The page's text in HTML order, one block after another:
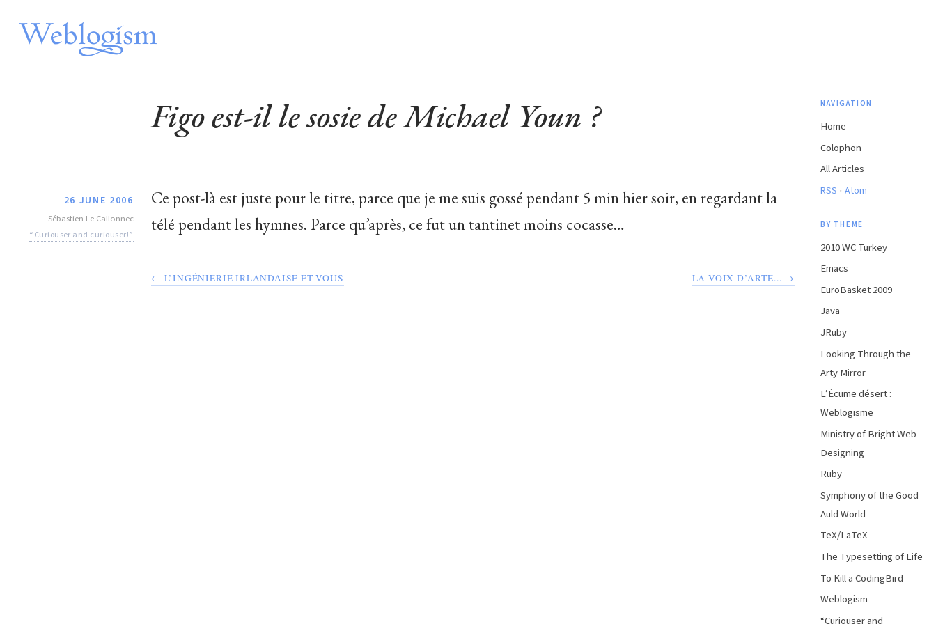
Figo est-il le sosie de Michael Youn ?
26 JUNE 2006
— Sébastien Le Callonnec
“Curiouser and curiouser!”
Ce post-là est juste pour le titre, parce que je me suis gossé pendant 5 min hier soir, en regardant la
télé pendant les hymnes. Parce qu’après, ce fut un tantinet moins cocasse…
← L’INGÉNIERIE IRLANDAISE ET VOUS LA VOIX D’ARTE... →
NAVIGATION
Home
Colophon
All Articles
RSS · Atom
BY THEME
2010 WC Turkey
Emacs
EuroBasket 2009
Java
JRuby
Looking Through the
Arty Mirror
L’Écume désert :
Weblogisme
Ministry of Bright Web-
Designing
Ruby
Symphony of the Good
Auld World
TeX/LaTeX
The Typesetting of Life
To Kill a CodingBird
Weblogism
“Curiouser and